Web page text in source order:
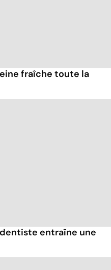
fraîche toute la
entraîne une